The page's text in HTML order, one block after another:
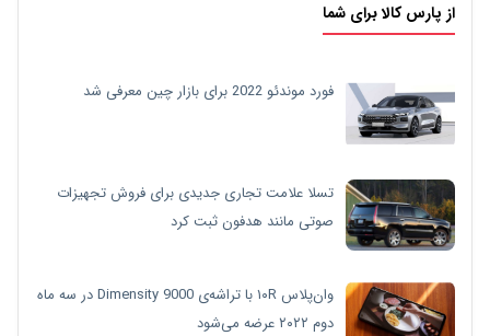
از پارس کالا برای شما
فورد موندئو 2022 برای بازار چین معرفی شد
تسلا علامت تجاری جدیدی برای فروش تجهیزات
صوتی مانند هدفون ثبت کرد
وان‌پلاس ۱۰R با تراشه‌ی Dimensity 9000 در سه ماه
دوم ۲۰۲۲ عرضه می‌شود